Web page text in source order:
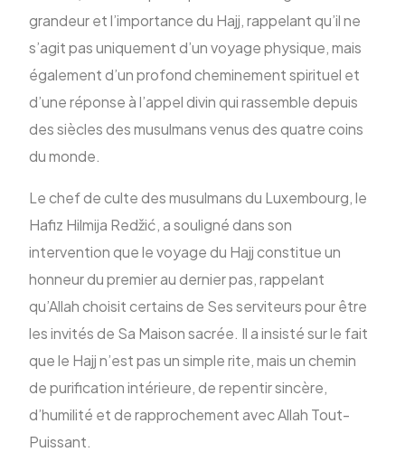
grandeur et l’importance du Hajj, rappelant qu’il ne
s’agit pas uniquement d’un voyage physique, mais
également d’un profond cheminement spirituel et
d’une réponse à l’appel divin qui rassemble depuis
des siècles des musulmans venus des quatre coins
du monde.
Le chef de culte des musulmans du Luxembourg, le
Hafiz Hilmija Redžić, a souligné dans son
intervention que le voyage du Hajj constitue un
honneur du premier au dernier pas, rappelant
qu’Allah choisit certains de Ses serviteurs pour être
les invités de Sa Maison sacrée. Il a insisté sur le fait
que le Hajj n’est pas un simple rite, mais un chemin
de purification intérieure, de repentir sincère,
d’humilité et de rapprochement avec Allah Tout-
Puissant.